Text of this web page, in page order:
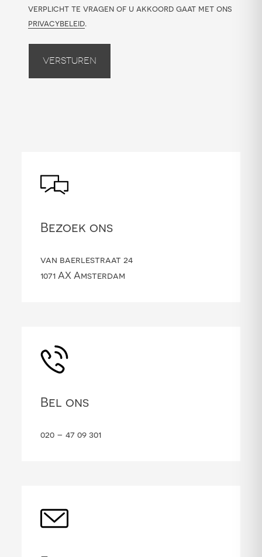
verplicht te vragen of u akkoord gaat met ons
privacybeleid.
Versturen
Bezoek ons
van baerlestraat 24
1071 AX Amsterdam
Bel ons
020 – 47 09 301